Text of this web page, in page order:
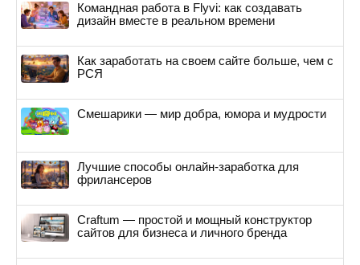
Командная работа в Flyvi: как создавать
дизайн вместе в реальном времени
Как заработать на своем сайте больше, чем с
РСЯ
Смешарики — мир добра, юмора и мудрости
Лучшие способы онлайн-заработка для
фрилансеров
Craftum — простой и мощный конструктор
сайтов для бизнеса и личного бренда